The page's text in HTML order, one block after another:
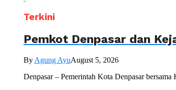
Terkini
Pemkot Denpasar dan
By Agung AyuAugust 5, 2026
Denpasar – Pemerintah Kota Denpasar